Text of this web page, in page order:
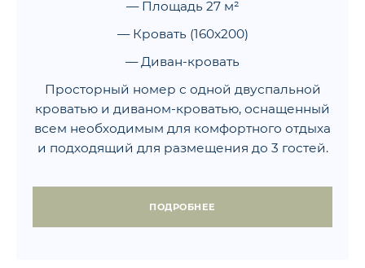
— Площадь 27 м²
— Кровать (160x200)
— Диван-кровать
Просторный номер с одной двуспальной
кроватью и диваном-кроватью, оснащенный
всем необходимым для комфортного отдыха
и подходящий для размещения до 3 гостей.
ПОДРОБНЕЕ